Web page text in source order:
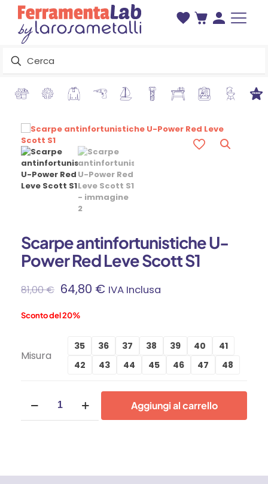
Scarpe antinfortunistiche U-
Power Red Leve Scott S1
81,00€ 64,80 € IVA Inclusa
Sconto del 20%
Misura
35 36 37 38 39 40
41
42
43 44 45 46 47 48
antinfortunistiche
U-
S1
Aggiungi al carrello